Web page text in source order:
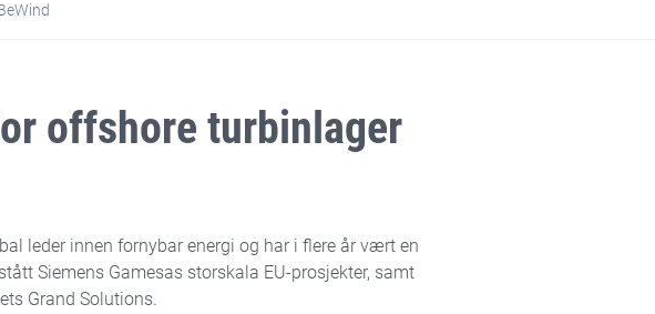
offshore turbinlager
leder innen fornybar energi og har i flere år vært en
Siemens Gamesas storskala EU-prosjekter, samt
Grand Solutions.